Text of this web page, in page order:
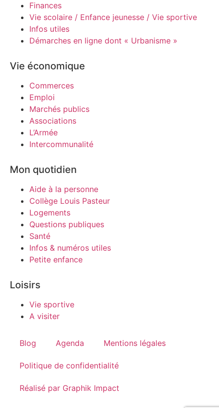
Finances
Vie scolaire / Enfance jeunesse / Vie sportive
Infos utiles
Démarches en ligne dont « Urbanisme »
Vie économique
Commerces
Emploi
Marchés publics
Associations
L’Armée
Intercommunalité
Mon quotidien
Aide à la personne
Collège Louis Pasteur
Logements
Questions publiques
Santé
Infos & numéros utiles
Petite enfance
Loisirs
Vie sportive
A visiter
Blog Agenda Mentions légales
Politique de confidentialité
Réalisé par Graphik Impact